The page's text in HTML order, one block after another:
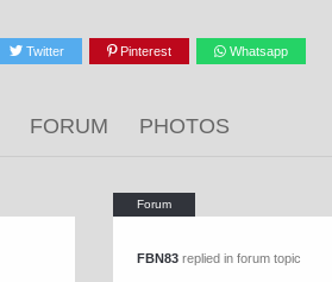
Twitter Pinterest Whatsapp
FORUM PHOTOS
FBN83 replied in forum topic